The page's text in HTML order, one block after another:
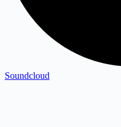
Soundcloud